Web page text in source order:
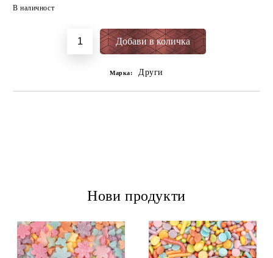
В наличност
Марка: Други
Нови продукти